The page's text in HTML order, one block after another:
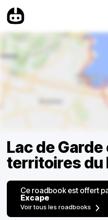
Lac de Garde
territoires du
Ce roadbook est offert
Excape
Voir tous les roadbooks